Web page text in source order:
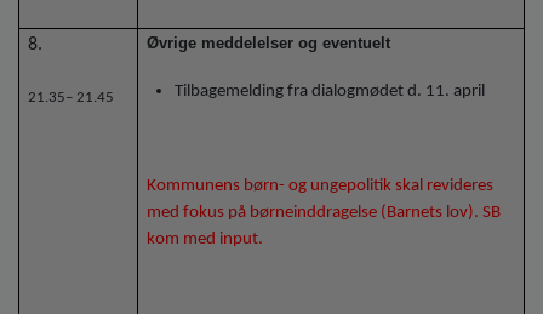
8.
21.35– 21.45
Øvrige meddelelser og eventuelt
Tilbagemelding fra dialogmødet d. 11. april
Kommunens børn- og ungepolitik skal revideres
med fokus på børneinddragelse (Barnets lov). SB
kom med input.